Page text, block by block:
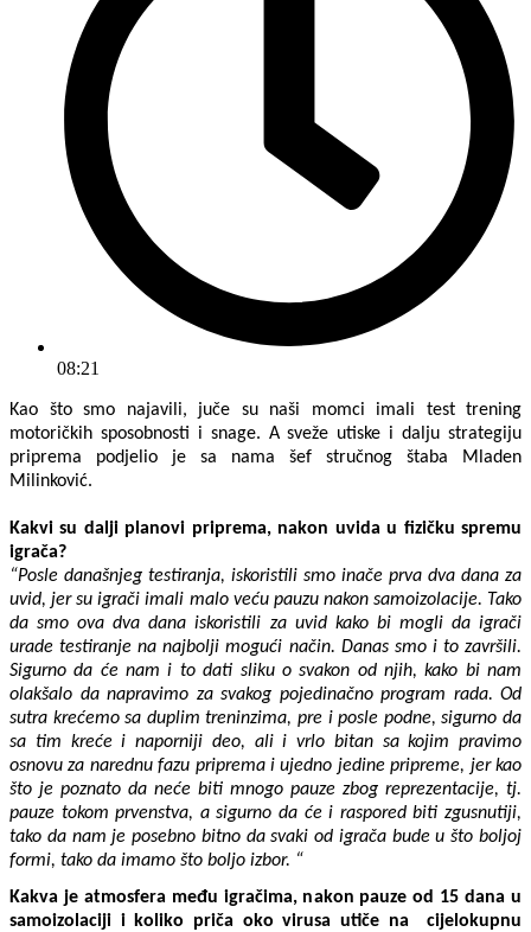
08:21
Kao što smo najavili, juče su naši momci imali test trening
motoričkih sposobnosti i snage. A sveže utiske i dalju strategiju
priprema podjelio je sa nama šef stručnog štaba Mladen
Milinković.
Kakvi su dalji planovi priprema, nakon uvida u fizičku spremu
igrača?
“Posle današnjeg testiranja, iskoristili smo inače prva dva dana za
uvid, jer su igrači imali malo veću pauzu nakon samoizolacije. Tako
da smo ova dva dana iskoristili za uvid kako bi mogli da igrači
urade testiranje na najbolji mogući način. Danas smo i to završili.
Sigurno da će nam i to dati sliku o svakon od njih, kako bi nam
olakšalo da napravimo za svakog pojedinačno program rada. Od
sutra krećemo sa duplim treninzima, pre i posle podne, sigurno da
sa tim kreće i naporniji deo, ali i vrlo bitan sa kojim pravimo
osnovu za narednu fazu priprema i ujedno jedine pripreme, jer kao
što je poznato da neće biti mnogo pauze zbog reprezentacije, tj.
pauze tokom prvenstva, a sigurno da će i raspored biti zgusnutiji,
tako da nam je posebno bitno da svaki od igrača bude u što boljoj
formi, tako da imamo što boljo izbor. “
Kakva je atmosfera među igračima, nakon pauze od 15 dana u
samoizolaciji i koliko priča oko virusa utiče na cijelokupnu